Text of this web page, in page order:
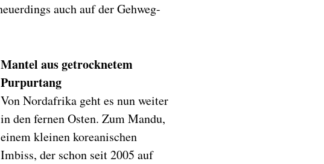
auch auf der Gehweg-
Mantel aus getrocknetem
Purpurtang
Von Nordafrika geht es nun weiter
in den fernen Osten. Zum Mandu,
einem kleinen koreanischen
Imbiss, der schon seit 2005 auf